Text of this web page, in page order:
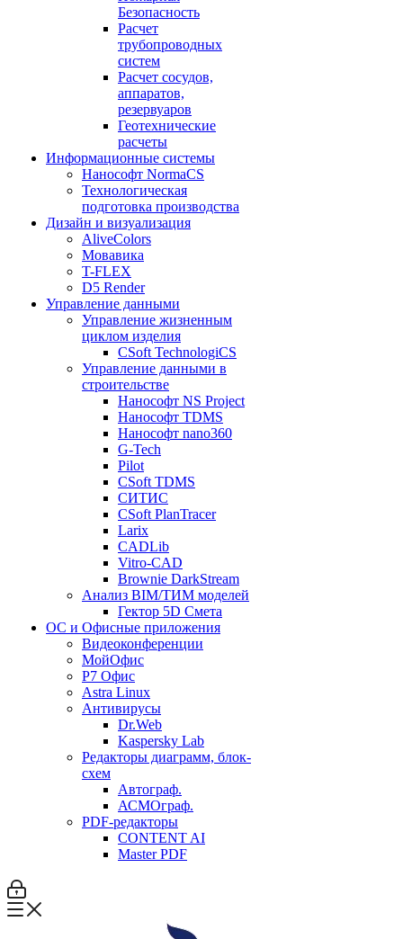
Безопасность
Расчет
трубопроводных
систем
Расчет сосудов,
аппаратов,
резервуаров
Геотехнические
расчеты
Информационные системы
Нанософт NormaCS
Технологическая
подготовка производства
Дизайн и визуализация
AliveColors
Мовавика
T-FLEX
D5 Render
Управление данными
Управление жизненным
циклом изделия
CSoft TechnologiCS
Управление данными в
строительстве
Нанософт NS Project
Нанософт TDMS
Нанософт nano360
G-Tech
Pilot
CSoft TDMS
СИТИС
CSoft PlanTracer
Larix
CADLib
Vitro-CAD
Brownie DarkStream
Анализ BIM/ТИМ моделей
Гектор 5D Смета
ОС и Офисные приложения
Видеоконференции
МойОфис
P7 Офис
Astra Linux
Антивирусы
Dr.Web
Kaspersky Lab
Редакторы диаграмм, блок-
схем
Автограф.
АСМОграф.
PDF-редакторы
CONTENT AI
Master PDF